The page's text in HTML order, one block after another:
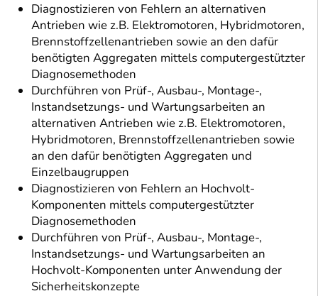
Diagnostizieren von Fehlern an alternativen
Antrieben wie z.B. Elektromotoren, Hybridmotoren,
Brennstoffzellenantrieben sowie an den dafür
benötigten Aggregaten mittels computergestützter
Diagnosemethoden
Durchführen von Prüf-, Ausbau-, Montage-,
Instandsetzungs- und Wartungsarbeiten an
alternativen Antrieben wie z.B. Elektromotoren,
Hybridmotoren, Brennstoffzellenantrieben sowie
an den dafür benötigten Aggregaten und
Einzelbaugruppen
Diagnostizieren von Fehlern an Hochvolt-
Komponenten mittels computergestützter
Diagnosemethoden
Durchführen von Prüf-, Ausbau-, Montage-,
Instandsetzungs- und Wartungsarbeiten an
Hochvolt-Komponenten unter Anwendung der
Sicherheitskonzepte